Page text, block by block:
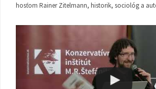
hosťom Rainer Zitelmann, historik, sociológ a